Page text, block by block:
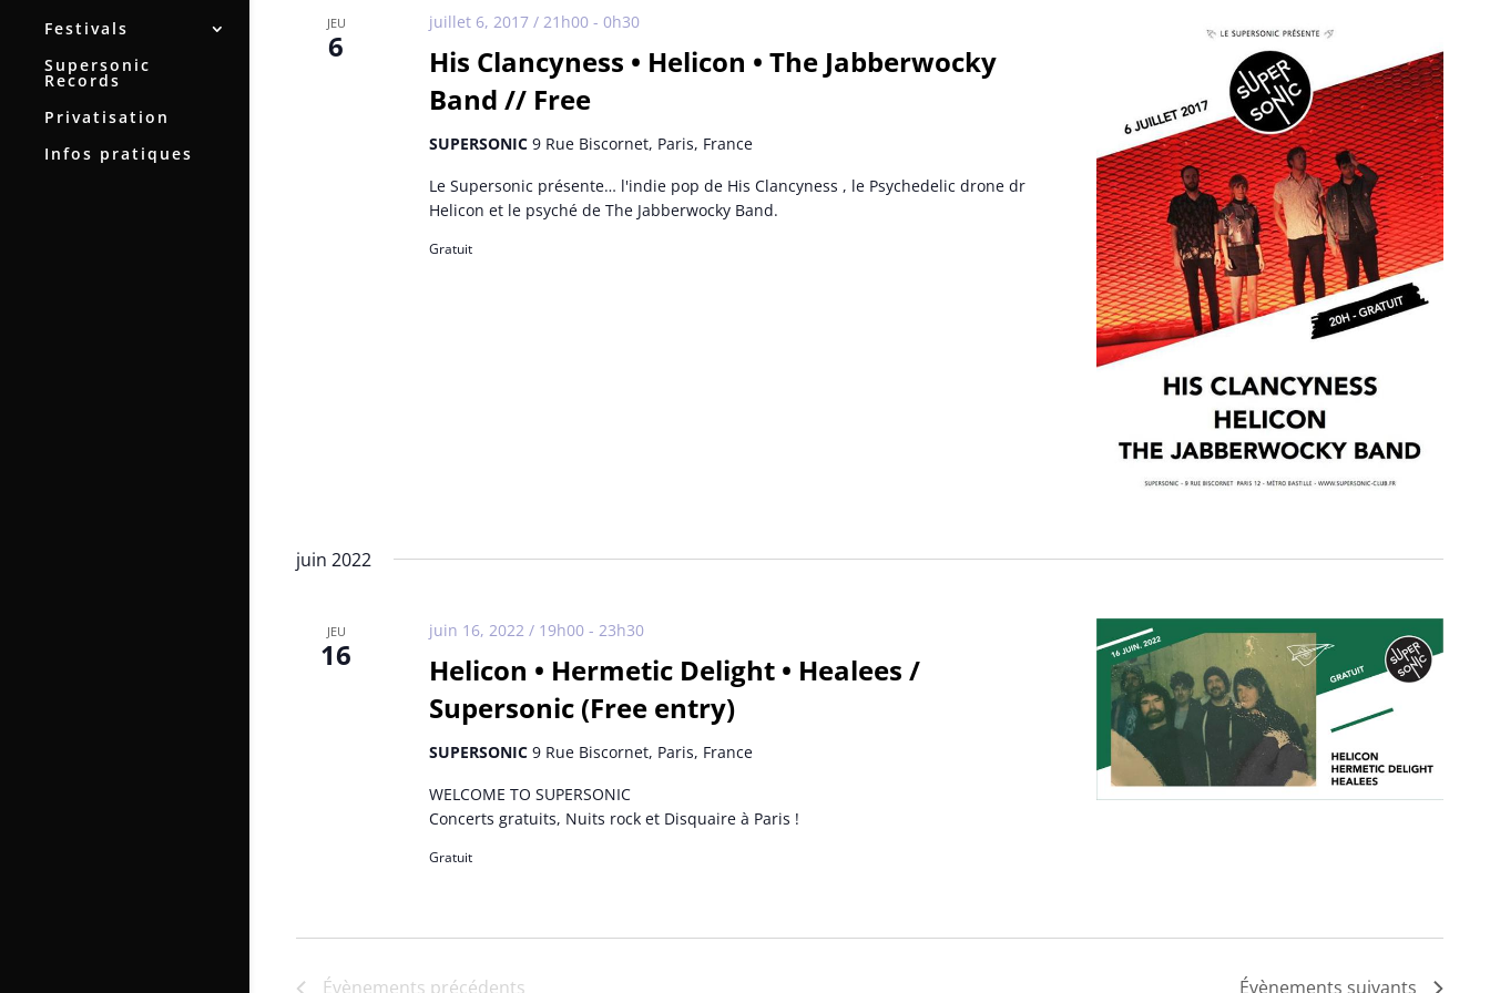
Festivals
Supersonic
Records
Privatisation
Infos pratiques
JEU
6
His Clancyness • Helicon • The Jabberwocky
Band // Free
juillet 6, 2017 / 21h00 -0h30
SUPERSONIC9 Rue Biscornet, Paris, France
Le Supersonic présente… l'indie pop de His Clancyness , le Psychedelic drone dr
Helicon et le psyché de The Jabberwocky Band.
Gratuit
juin 2022
JEU
16
Helicon • Hermetic Delight • Healees /
Supersonic (Free entry)
juin 16, 2022 / 19h00 -23h30
SUPERSONIC9 Rue Biscornet, Paris, France
WELCOME TO SUPERSONIC
Concerts gratuits, Nuits rock et Disquaire à Paris !
Gratuit
Évènements précédents Évènements suivants